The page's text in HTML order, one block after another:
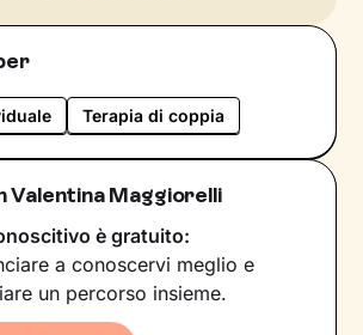
Terapia di coppia
Valentina Maggiorelli
è gratuito:
a conoscervi meglio e
un percorso insieme.